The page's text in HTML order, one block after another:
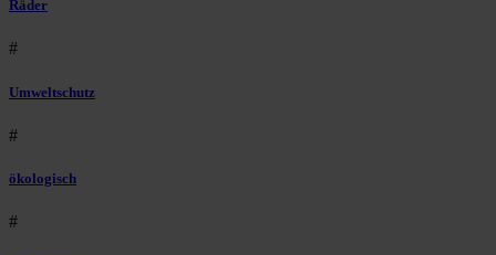
Räder
#
Umweltschutz
#
ökologisch
#